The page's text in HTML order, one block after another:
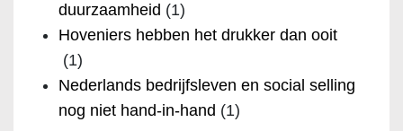
duurzaamheid (1)
Hoveniers hebben het drukker dan ooit
(1)
Nederlands bedrijfsleven en social selling
nog niet hand-in-hand (1)